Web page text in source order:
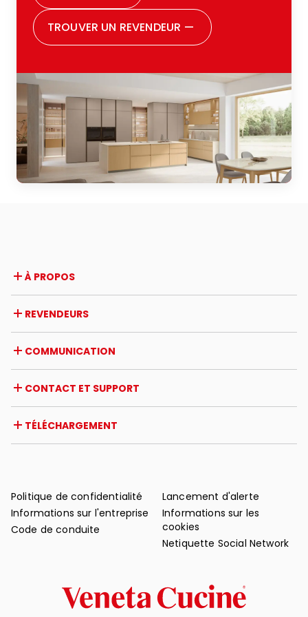
dire être pleinement satisfaite de tous les
choix que j’ai faits. Je souhaite remercier
parce qu’ils sont incontestablement une
grande famille, et cela se perçoit dès la
première rencontre. Ils vous font sentir
acceptée, écoutée, et suivie avec soin
durant toutes les phases du parcours. Je
conseille vivement à quiconque est en
train de penser à rénover sa cuisine ou à
TROUVER UN REVENDEUR —
À PROPOS
Prix et reconnaissances
Opportunités de carrière
Certifications
REVENDEURS
Étranger
Initiatives des revendeurs
COMMUNICATION
Actualités
Revue de presse
CONTACT ET SUPPORT
Garantie
Support après-vente
TÉLÉCHARGEMENT
Politique de confidentialité
Informations sur l'entreprise
Code de conduite
Lancement d'alerte
Informations sur les
cookies
Netiquette Social Network